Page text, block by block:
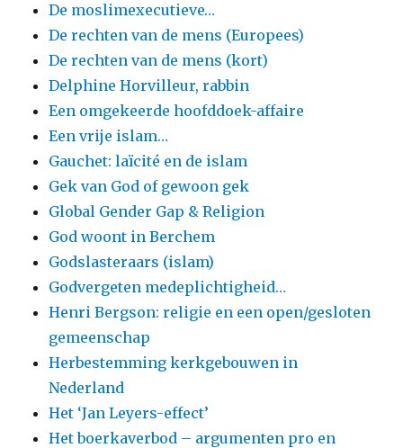
De moslimexecutieve…
De rechten van de mens (Europees)
De rechten van de mens (kort)
Delphine Horvilleur, rabbin
Een omgekeerde hoofddoek-affaire
Een vrije islam…
Gauchet: laïcité en de islam
Gek van God of gewoon gek
Global Gender Gap & Religion
God woont in Berchem
Godslasteraars (islam)
Godvergeten medeplichtigheid…
Henri Bergson: religie en een open/gesloten
gemeenschap
Herbestemming kerkgebouwen in
Nederland
Het ‘Jan Leyers-effect’
Het boerkaverbod – argumenten pro en